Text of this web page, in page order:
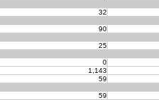
32
90
25
0
1,143
59
59